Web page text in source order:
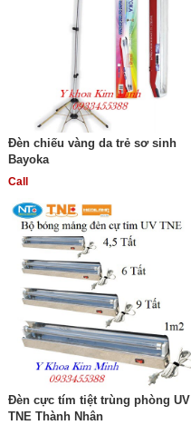
Đèn chiếu vàng da trẻ sơ sinh
Bayoka
Call
Đèn cực tím tiệt trùng phòng UV
TNE Thành Nhân